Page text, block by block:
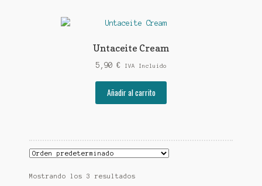
Untaceite Cream
5,90 € IVA Incluido
Añadir al carrito
Mostrando los 3 resultados